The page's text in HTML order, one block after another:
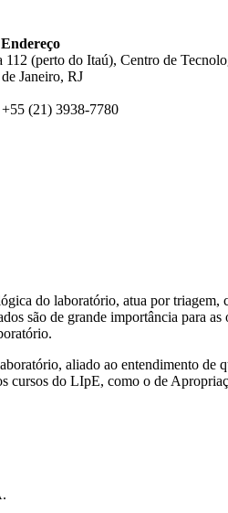
Endereço
(perto do Itaú), Centro de
Janeiro, RJ
+55 (21) 3938-7780
do laboratório, atua por triagem,
são de grande importância para
aliado ao entendimento de
cursos do LIpE, como o de